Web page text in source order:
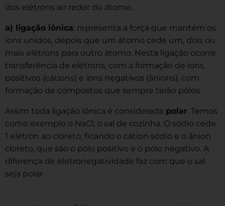
dos elétrons ao redor do átomo.
a) ligação iônica: representa a força que mantém os
íons unidos, depois que um átomo cede um, dois ou
mais elétrons para outro átomo. Nesta ligação ocorre
transferência de elétrons, com a formação de íons
positivos (cátions) e íons negativos (ânions), com
formação de compostos que sempre terão pólos.
Assim toda ligação iônica é considerada polar. Temos
como exemplo o NaCl, o sal de cozinha. O sódio cede
1 elétron ao cloreto, ficando o cátion sódio e o ânion
cloreto, que são o pólo positivo e o pólo negativo. A
diferença de eletronegatividade faz com que o sal
seja polar.